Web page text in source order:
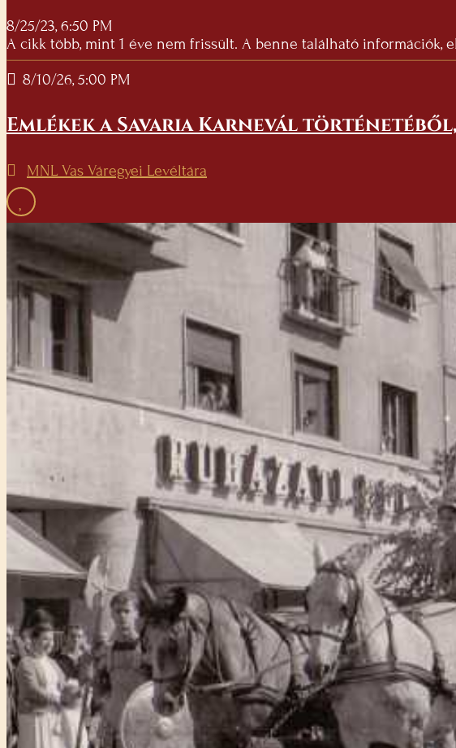
8/25/23, 6:50 PM
A cikk több, mint 1 éve nem frissült. A benne található információk,
8/10/26, 5:00 PM
Emlékek a Savaria Karnevál
MNL Vas Váregyei Levéltára